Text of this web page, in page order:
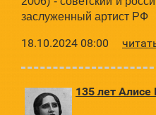
заслуженный артист РФ
18.10.2024 08:00
135 лет Алисе